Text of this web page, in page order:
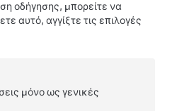
οδήγησης, μπορείτε να
αυτό, αγγίξτε τις επιλογές
μόνο ως γενικές